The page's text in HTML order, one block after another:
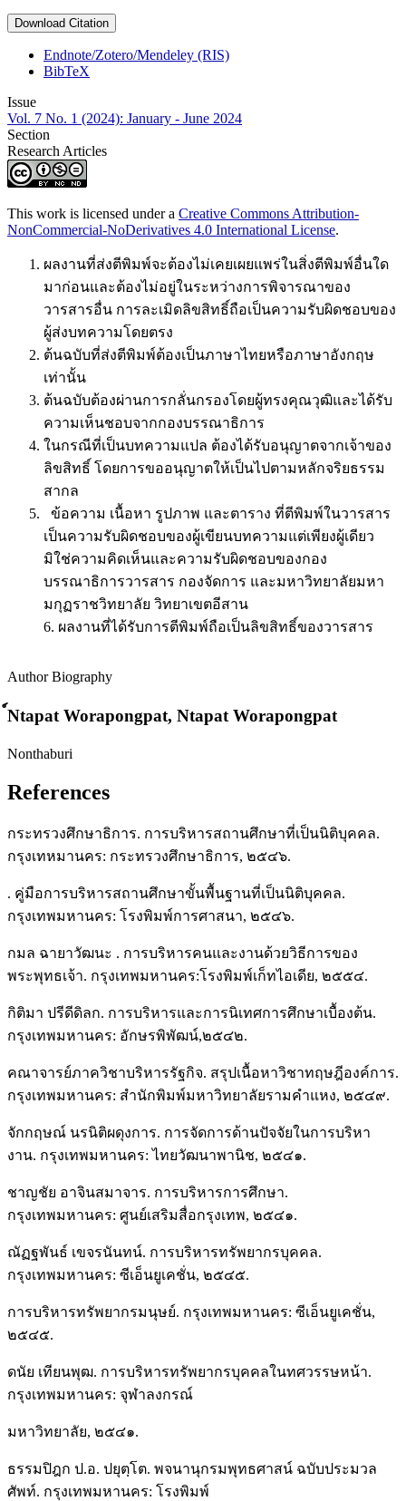
Download Citation
Endnote/Zotero/Mendeley (RIS)
BibTeX
Issue
Vol. 7 No. 1 (2024): January - June 2024
Section
Research Articles
This work is licensed under a Creative Commons Attribution-
NonCommercial-NoDerivatives 4.0 International License.
ผลงานที่ส่งตีพิมพ์จะต้องไม่เคยเผยแพร่ในสิ่งตีพิมพ์อื่นใด
มาก่อนและต้องไม่อยู่ในระหว่างการพิจารณาของ
วารสารอื่น การละเมิดลิขสิทธิ์ถือเป็นความรับผิดชอบของ
ผู้ส่งบทความโดยตรง
ต้นฉบับที่ส่งตีพิมพ์ต้องเป็นภาษาไทยหรือภาษาอังกฤษ
เท่านั้น
ต้นฉบับต้องผ่านการกลั่นกรองโดยผู้ทรงคุณวุฒิและได้รับ
ความเห็นชอบจากกองบรรณาธิการ
ในกรณีที่เป็นบทความแปล ต้องได้รับอนุญาตจากเจ้าของ
ลิขสิทธิ์ โดยการขออนุญาตให้เป็นไปตามหลักจริยธรรม
สากล
ข้อความ เนื้อหา รูปภาพ และตาราง ที่ตีพิมพ์ในวารสาร
เป็นความรับผิดชอบของผู้เขียนบทความแต่เพียงผู้เดียว
มิใช่ความคิดเห็นและความรับผิดชอบของกอง
บรรณาธิการวารสาร กองจัดการ และมหาวิทยาลัยมหา
มกุฏราชวิทยาลัย วิทยาเขตอีสาน
6. ผลงานที่ได้รับการตีพิมพ์ถือเป็นลิขสิทธิ์ของวารสาร
Author Biography
์Ntapat Worapongpat, Ntapat Worapongpat
Nonthaburi
References
กระทรวงศึกษาธิการ. การบริหารสถานศึกษาที่เป็นนิติบุคคล.
กรุงเทหมานคร: กระทรวงศึกษาธิการ, ๒๕๔๖.
. คู่มือการบริหารสถานศึกษาขั้นพื้นฐานที่เป็นนิติบุคคล.
กรุงเทพมหานคร: โรงพิมพ์การศาสนา, ๒๕๔๖.
กมล ฉายาวัฒนะ . การบริหารคนและงานด้วยวิธีการของ
พระพุทธเจ้า. กรุงเทพมหานคร:โรงพิมพ์เก็ทไอเดีย, ๒๕๕๔.
กิติมา ปรีดีดิลก. การบริหารและการนิเทศการศึกษาเบื้องต้น.
กรุงเทพมหานคร: อักษรพิพัฒน์,๒๕๔๒.
คณาจารย์ภาควิชาบริหารรัฐกิจ. สรุปเนื้อหาวิชาทฤษฎีองค์การ.
กรุงเทพมหานคร: สำนักพิมพ์มหาวิทยาลัยรามคำแหง, ๒๕๔๙.
จักกฤษณ์ นรนิติผดุงการ. การจัดการด้านปัจจัยในการบริหา
งาน. กรุงเทพมหานคร: ไทยวัฒนาพานิช, ๒๕๔๑.
ชาญชัย อาจินสมาจาร. การบริหารการศึกษา.
กรุงเทพมหานคร: ศูนย์เสริมสื่อกรุงเทพ, ๒๕๔๑.
ณัฏฐพันธ์ เขจรนันทน์. การบริหารทรัพยากรบุคคล.
กรุงเทพมหานคร: ซีเอ็นยูเคชั่น, ๒๕๔๕.
การบริหารทรัพยากรมนุษย์. กรุงเทพมหานคร: ซีเอ็นยูเคชั่น,
๒๕๔๕.
ดนัย เทียนพุฒ. การบริหารทรัพยากรบุคคลในทศวรรษหน้า.
กรุงเทพมหานคร: จุฬาลงกรณ์
มหาวิทยาลัย, ๒๕๔๑.
ธรรมปิฎก ป.อ. ปยุตฺโต. พจนานุกรมพุทธศาสน์ ฉบับประมวล
ศัพท์. กรุงเทพมหานคร: โรงพิมพ์